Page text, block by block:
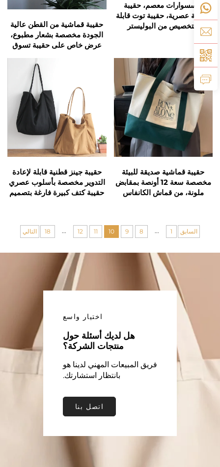
اكسسوارات معصم، حقيبة
نسائية عصرية، حقيبة توت قابلة
للتخصيص من البوليستر
حقيبة قماشية من القطن عالية
الجودة مخصصة بشعار مطبوع،
عرض خاص على حقيبة تسوق
فارغة قابلة للتخصيص
حقيبة قماشية صديقة للبيئة
مخصصة سعة 12 أونصة بمقابض
ملونة، من قماش الكانفاس
البقالة
حقيبة جينز قطنية قابلة لإعادة
التدوير مخصصة بأسلوب عصري
حقيبة كتف كبيرة فارغة بتصميم
السابق 1
...
8
9
10
11
12
...
18 التالي
اختيار واسع
هل لديك أسئلة حول
منتجات الشركة؟
فريق المبيعات المهني لدينا هو
بانتظار استشارتك.
اتصل بنا